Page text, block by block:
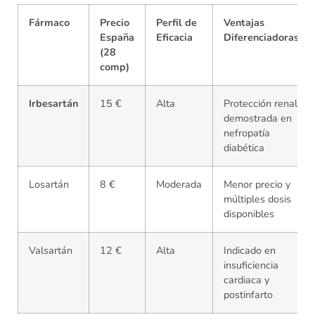
Fármaco
Precio
España
(28
comp)
Perfil de
Eficacia
Ventajas
Diferenciadoras
Irbesartán 15 € Alta
Protección renal
demostrada en
nefropatía
diabética
Losartán 8 € Moderada
Menor precio y
múltiples dosis
disponibles
Valsartán 12 € Alta
Indicado en
insuficiencia
cardiaca y
postinfarto